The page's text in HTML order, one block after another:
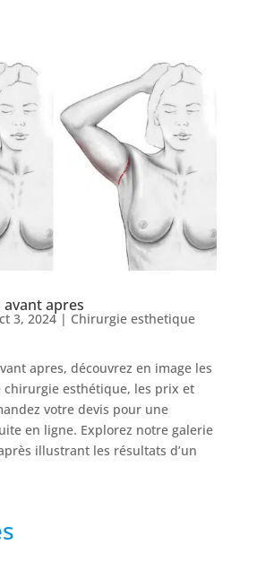
apres
3, 2024| Chirurgie esthetique
apres, découvrez en image les
chirurgie esthétique, les prix et
votre devis pour une
en ligne. Explorez notre galerie
illustrant les résultats d’un